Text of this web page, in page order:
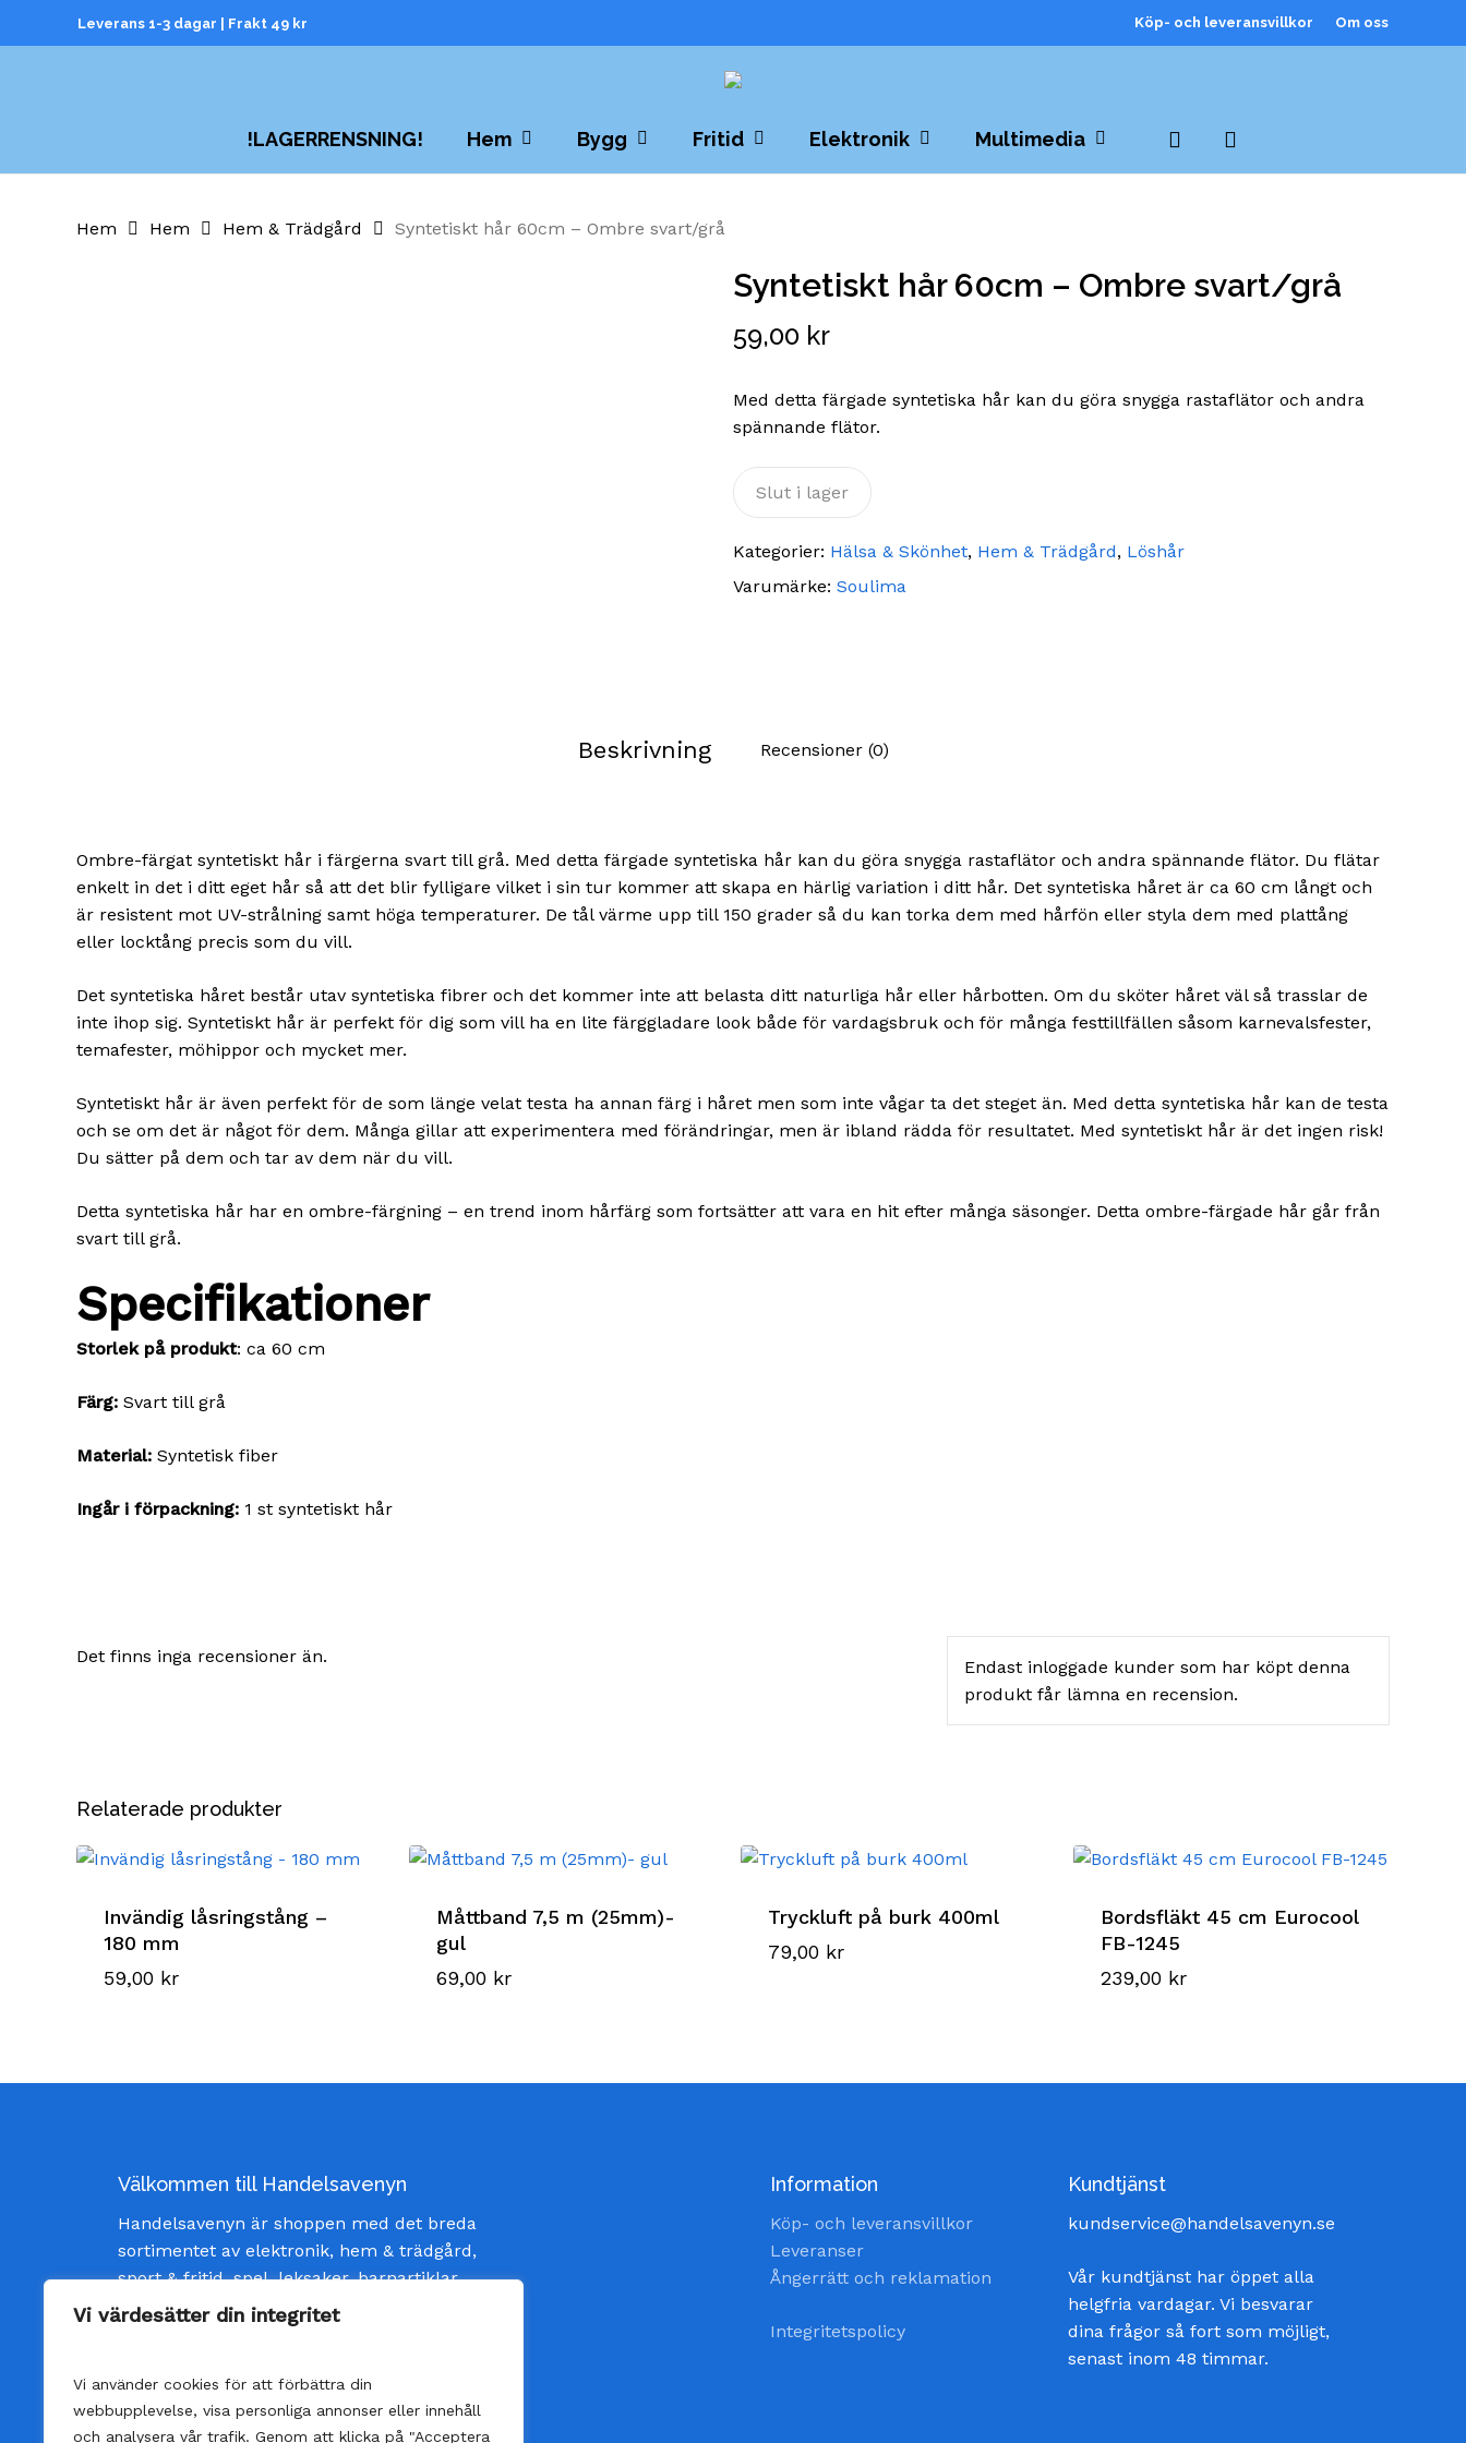
Vi värdesätter din integritet
Vi använder cookies för att förbättra din
webbupplevelse, visa personliga annonser eller innehåll
och analysera vår trafik. Genom att klicka på "Acceptera
Leverans 1-3 dagar | Frakt 49 kr Köp- och leveransvillkor Om oss
!LAGERRENSNING! Hem Bygg Fritid Elektronik Multimedia search
Close
Hem Hem Hem & Trädgård Syntetiskt hår 60cm – Ombre svart/grå
Syntetiskt hår 60cm – Ombre svart/grå
59,00 kr
Med detta färgade syntetiska hår kan du göra snygga rastaflätor och andra
spännande flätor.
Slut i lager
Kategorier: Hälsa & Skönhet, Hem & Trädgård, Löshår
Varumärke: Soulima
Beskrivning Recensioner (0)
Ombre-färgat syntetiskt hår i färgerna svart till grå. Med detta färgade syntetiska hår kan du göra snygga rastaflätor och andra spännande flätor. Du flätar
enkelt in det i ditt eget hår så att det blir fylligare vilket i sin tur kommer att skapa en härlig variation i ditt hår. Det syntetiska håret är ca 60 cm långt och
är resistent mot UV-strålning samt höga temperaturer. De tål värme upp till 150 grader så du kan torka dem med hårfön eller styla dem med plattång
eller locktång precis som du vill.
Det syntetiska håret består utav syntetiska fibrer och det kommer inte att belasta ditt naturliga hår eller hårbotten. Om du sköter håret väl så trasslar de
inte ihop sig. Syntetiskt hår är perfekt för dig som vill ha en lite färggladare look både för vardagsbruk och för många festtillfällen såsom karnevalsfester,
temafester, möhippor och mycket mer.
Syntetiskt hår är även perfekt för de som länge velat testa ha annan färg i håret men som inte vågar ta det steget än. Med detta syntetiska hår kan de testa
och se om det är något för dem. Många gillar att experimentera med förändringar, men är ibland rädda för resultatet. Med syntetiskt hår är det ingen risk!
Du sätter på dem och tar av dem när du vill.
Detta syntetiska hår har en ombre-färgning – en trend inom hårfärg som fortsätter att vara en hit efter många säsonger. Detta ombre-färgade hår går från
svart till grå.
Specifikationer
Storlek på produkt: ca 60 cm
Färg: Svart till grå
Material: Syntetisk fiber
Ingår i förpackning: 1 st syntetiskt hår
Det finns inga recensioner än.
Endast inloggade kunder som har köpt denna
produkt får lämna en recension.
Relaterade produkter
Invändig låsringstång –
180 mm
59,00 kr
Måttband 7,5 m (25mm)-
gul
69,00 kr
Tryckluft på burk 400ml
79,00 kr
Bordsfläkt 45 cm Eurocool
FB-1245
239,00 kr
Välkommen till Handelsavenyn
Handelsavenyn är shoppen med det breda
sortimentet av elektronik, hem & trädgård,
sport & fritid, spel, leksaker, barnartiklar
och inredning av god kvalité och till bästa
pris. Vi strävar efter att ge våra kunder
varje gång man öppnar ett paket från oss.
Information
Köp- och leveransvillkor
Leveranser
Ångerrätt och reklamation
Integritetspolicy
Kundtjänst
kundservice@handelsavenyn.se
Vår kundtjänst har öppet alla
helgfria vardagar. Vi besvarar
dina frågor så fort som möjligt,
senast inom 48 timmar.